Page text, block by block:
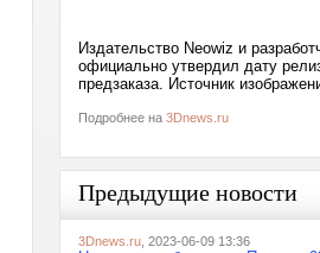
Издательство Neowiz и
официально утвердил дату
предзаказа. Источник
Подробнее на 3Dnews.ru
Предыдущие новости
3Dnews.ru , 2023-06-09 13:36